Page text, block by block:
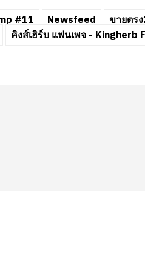
#11 Newsfeed ขายตร
คิงส์เฮิร์บ แฟนเพจ - Kingherb